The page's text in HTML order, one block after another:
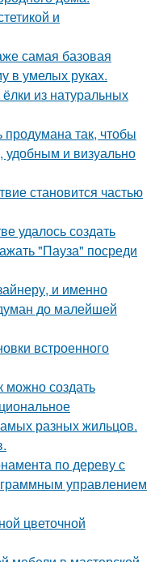
и
самая базовая
в умелых руках.
из натуральных
продумана так, чтобы
удобным и визуально
становится частью
удалось создать
"Пауза" посреди
и именно
до малейшей
встроенного
можно создать
разных жильцов.
по дереву с
управлением
цветочной